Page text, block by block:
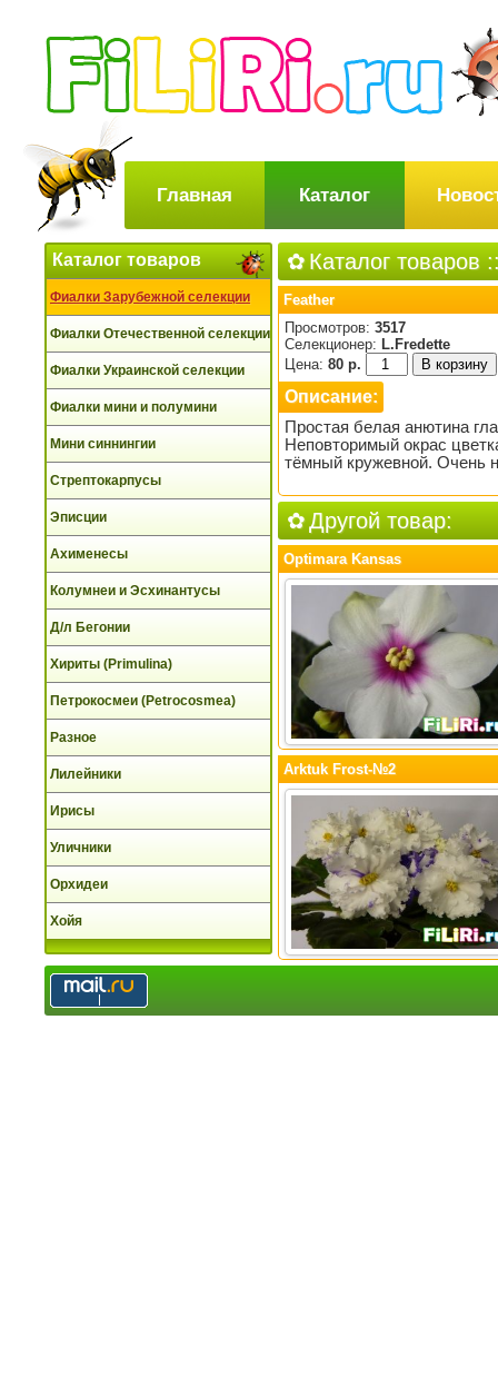
Главная Каталог
Каталог товаров
Фиалки Зарубежной селекции
Фиалки Отечественной селекции
Фиалки Украинской селекции
Фиалки мини и полумини
Мини синнингии
Стрептокарпусы
Эписции
Ахименесы
Колумнеи и Эсхинантусы
Д/л Бегонии
Хириты (Primulina)
Петрокосмеи (Petrocosmea)
Разное
Лилейники
Ирисы
Уличники
Орхидеи
Хойя
Каталог товаров
Feather
Просмотров: 3517
Селекционер: L.Fredette
Цена: 80 р.
Описание:
Простая белая анютина
Неповторимый окрас
тёмный кружевной. Очень
Другой товар:
Optimara Kansas
Arktuk Frost-№2